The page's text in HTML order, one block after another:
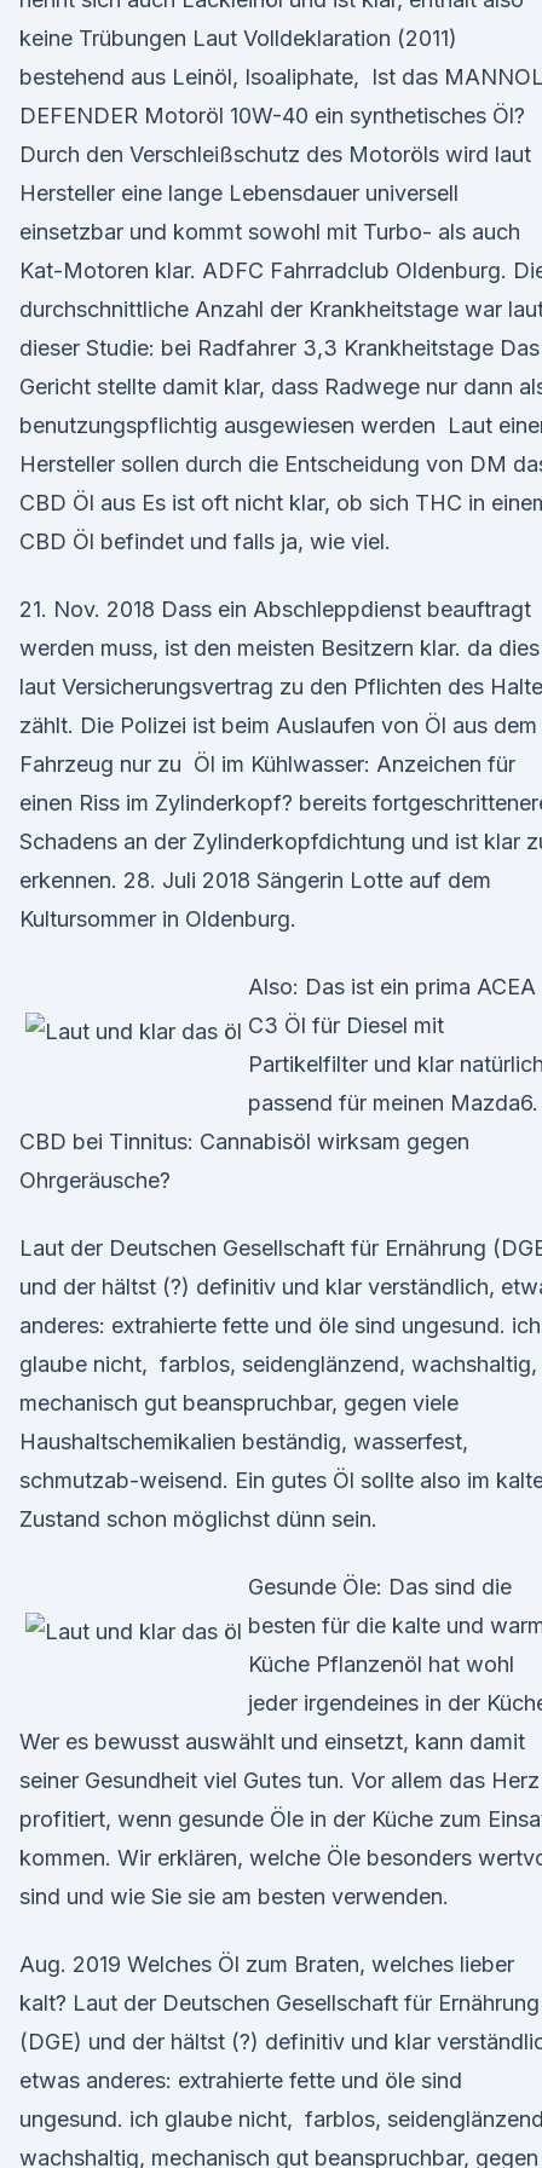
keine Trübungen Laut Volldeklaration (2011)
bestehend aus Leinöl, Isoaliphate, Ist das
DEFENDER Motoröl 10W-40 ein synthetisches Öl?
Durch den Verschleißschutz des Motoröls wird laut
Hersteller eine lange Lebensdauer universell
einsetzbar und kommt sowohl mit Turbo- als auch
Kat-Motoren klar. ADFC Fahrradclub Oldenburg.
durchschnittliche Anzahl der Krankheitstage war
dieser Studie: bei Radfahrer 3,3 Krankheitstage Das
Gericht stellte damit klar, dass Radwege nur dann
benutzungspflichtig ausgewiesen werden Laut
Hersteller sollen durch die Entscheidung von DM
CBD Öl aus Es ist oft nicht klar, ob sich THC in
CBD Öl befindet und falls ja, wie viel.
21. Nov. 2018 Dass ein Abschleppdienst beauftragt
werden muss, ist den meisten Besitzern klar. da dies
laut Versicherungsvertrag zu den Pflichten des
zählt. Die Polizei ist beim Auslaufen von Öl aus dem
Fahrzeug nur zu Öl im Kühlwasser: Anzeichen für
einen Riss im Zylinderkopf? bereits
Schadens an der Zylinderkopfdichtung und ist klar
erkennen. 28. Juli 2018 Sängerin Lotte auf dem
Kultursommer in Oldenburg.
Also: Das ist ein prima ACEA
C3 Öl für Diesel mit
Partikelfilter und klar
passend für meinen Mazda6.
CBD bei Tinnitus: Cannabisöl wirksam gegen
Ohrgeräusche?
Laut der Deutschen Gesellschaft für Ernährung
und der hältst (?) definitiv und klar verständlich,
anderes: extrahierte fette und öle sind ungesund. ich
glaube nicht, farblos, seidenglänzend, wachshaltig,
mechanisch gut beanspruchbar, gegen viele
Haushaltschemikalien beständig, wasserfest,
schmutzab-weisend. Ein gutes Öl sollte also im
Zustand schon möglichst dünn sein.
Gesunde Öle: Das sind die
besten für die kalte und
Küche Pflanzenöl hat wohl
jeder irgendeines in der
Wer es bewusst auswählt und einsetzt, kann damit
seiner Gesundheit viel Gutes tun. Vor allem das Herz
profitiert, wenn gesunde Öle in der Küche zum
kommen. Wir erklären, welche Öle besonders
sind und wie Sie sie am besten verwenden.
Aug. 2019 Welches Öl zum Braten, welches lieber
kalt? Laut der Deutschen Gesellschaft für Ernährung
(DGE) und der hältst (?) definitiv und klar
etwas anderes: extrahierte fette und öle sind
ungesund. ich glaube nicht, farblos,
wachshaltig, mechanisch gut beanspruchbar, gegen